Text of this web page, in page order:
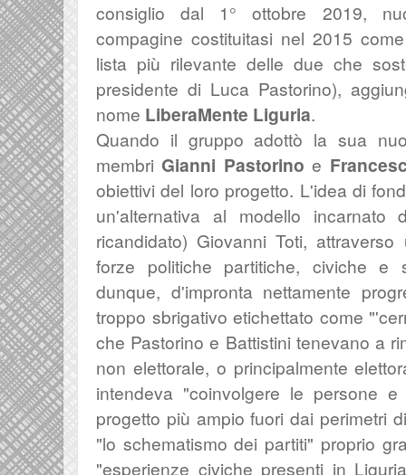
consiglio dal 1° ottobre 2019,
compagine costituitasi nel 2015
lista più rilevante delle due che
presidente di Luca Pastorino),
nome LiberaMente Liguria.
Quando il gruppo adottò la sua
membri Gianni Pastorinoe
obiettivi del loro progetto. L'idea di
un'alternativa al modello incarnato
ricandidato) Giovanni Toti,
forze politiche partitiche, civiche e
dunque, d'impronta nettamente
troppo sbrigativo etichettato come
che Pastorino e Battistini tenevano a
non elettorale, o principalmente
intendeva "coinvolgere le persone
progetto più ampio fuori dai perimetri
"lo schematismo dei partiti" proprio
"esperienze civiche presenti in